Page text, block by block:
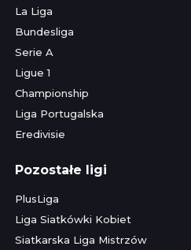
La Liga
Bundesliga
Serie A
Ligue 1
Championship
Liga Portugalska
Eredivisie
Pozostałe ligi
PlusLiga
Liga Siatkówki Kobiet
Siatkarska Liga Mistrzów